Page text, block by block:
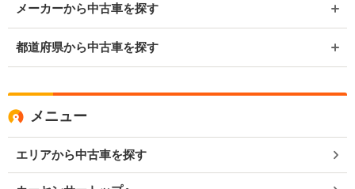
メーカーから中古車を探す
都道府県から中古車を探す
メニュー
エリアから中古車を探す